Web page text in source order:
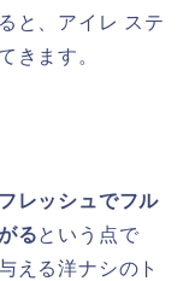
と、アイレ ステ
きます。
フレッシュでフル
るという点で
える洋ナシのト